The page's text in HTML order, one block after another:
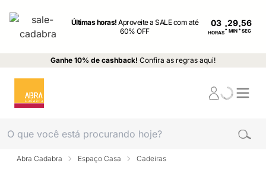
Últimas horas!Aproveite a SALE com até
60% OFF
03
HORAS: MIN : SEG
Ganhe 10% de cashback! Confira as regras aqui!
Abra Cadabra Espaço Casa Cadeiras